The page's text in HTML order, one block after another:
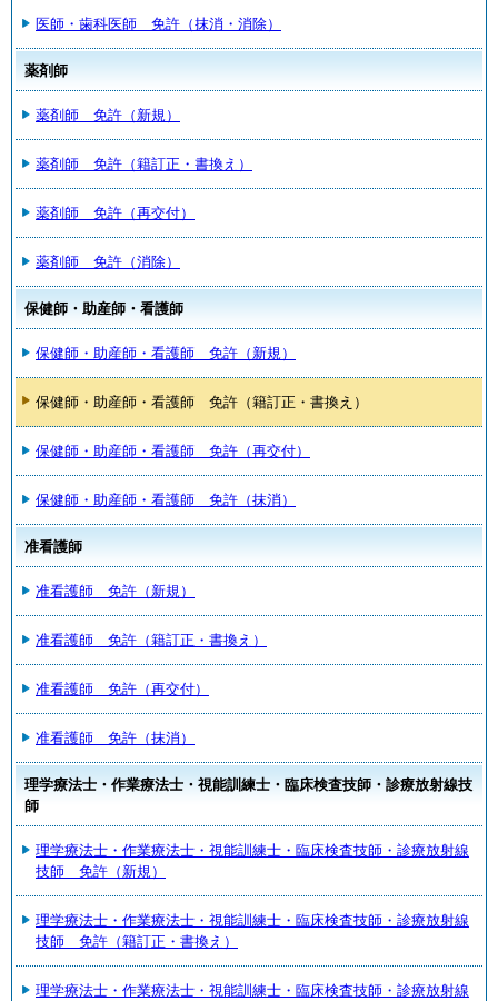
医師・歯科医師 免許（抹消・消除）
薬剤師
薬剤師 免許（新規）
薬剤師 免許（籍訂正・書換え）
薬剤師 免許（再交付）
薬剤師 免許（消除）
保健師・助産師・看護師
保健師・助産師・看護師 免許（新規）
保健師・助産師・看護師 免許（籍訂正・書換え）
保健師・助産師・看護師 免許（再交付）
保健師・助産師・看護師 免許（抹消）
准看護師
准看護師 免許（新規）
准看護師 免許（籍訂正・書換え）
准看護師 免許（再交付）
准看護師 免許（抹消）
理学療法士・作業療法士・視能訓練士・臨床検査技師・診療放射線技
師
理学療法士・作業療法士・視能訓練士・臨床検査技師・診療放射線
技師 免許（新規）
理学療法士・作業療法士・視能訓練士・臨床検査技師・診療放射線
技師 免許（籍訂正・書換え）
理学療法士・作業療法士・視能訓練士・臨床検査技師・診療放射線